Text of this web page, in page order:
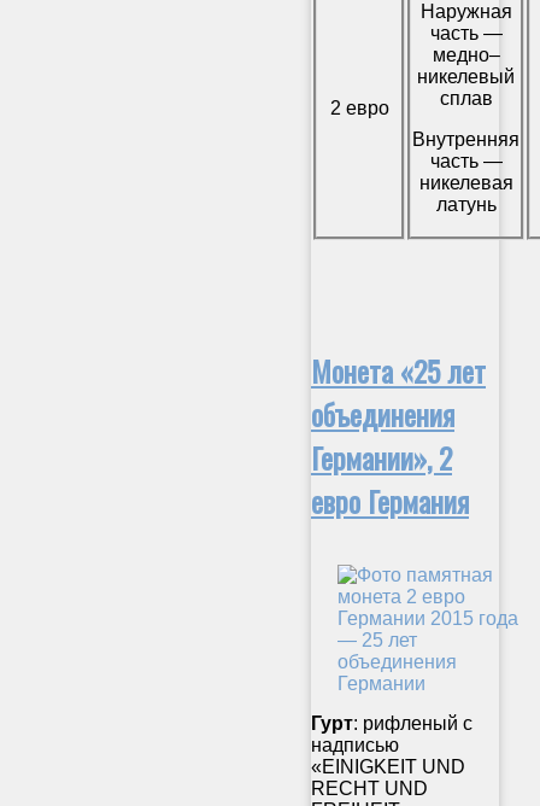
2 евро
Наружная
часть —
медно–
никелевый
сплав
Внутренняя
часть —
никелевая
латунь
Монета «25 лет
объединения
Германии», 2
евро Германия
Гурт: рифленый с
надписью
«EINIGKEIT UND
RECHT UND